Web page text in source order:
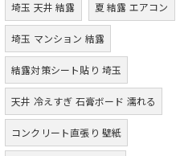
埼玉 天井 結露 夏 結露 エアコン
埼玉 マンション 結露
結露対策シート貼り 埼玉
天井 冷えすぎ 石膏ボード 濡れる
コンクリート直張り 壁紙